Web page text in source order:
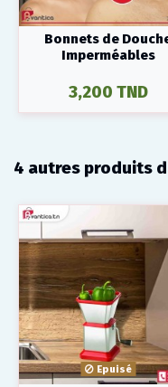
Bonnets de
Imperméables
3,200 TND
4 autres produits
Epuisé